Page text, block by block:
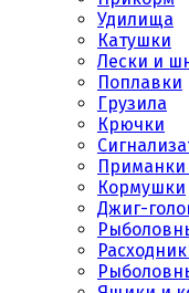
Удилища
Катушки
Лески и
Поплавки
Грузила
Крючки
Кормушки
Джиг-